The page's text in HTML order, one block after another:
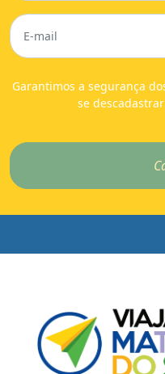
Garantimos a segurança
se